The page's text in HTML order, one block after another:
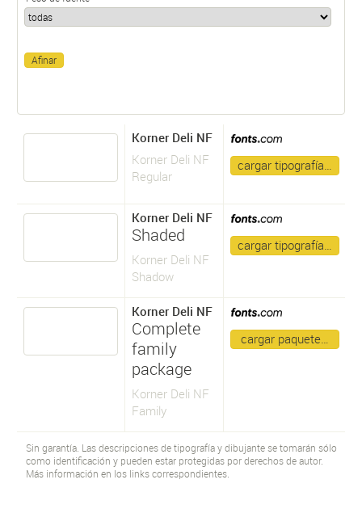
Korner Deli NF
Korner Deli NF
Regular
cargar tipografía…
Korner Deli NF
Shaded
Korner Deli NF
Shadow
cargar tipografía…
Korner Deli NF
Complete
family
package
Korner Deli NF
Family
cargar paquete…
Sin garantía. Las descripciones de tipografía y dibujante se tomarán sólo
como identificación y pueden estar protegidas por derechos de autor.
Más información en los links correspondientes.